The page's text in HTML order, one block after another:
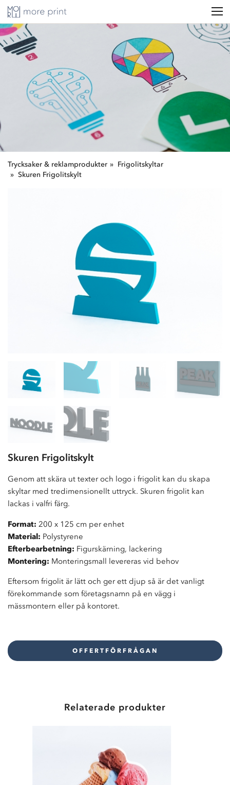
Trycksaker & reklamprodukter
Frigolitskyltar
Skuren Frigolitskylt
Skuren Frigolitskylt
Genom att skära ut texter och logo i frigolit kan du skapa
skyltar med tredimensionellt uttryck. Skuren frigolit kan
lackas i valfri färg.
Format:200 x 125 cm per enhet
Material: Polystyrene
Efterbearbetning: Figurskärning, lackering
Montering: Monteringsmall levereras vid behov
Eftersom frigolit är lätt och ger ett djup så är det vanligt
förekommande som företagsnamn på en vägg i
mässmontern eller på kontoret.
OFFERTFÖRFRÅGAN
Relaterade produkter